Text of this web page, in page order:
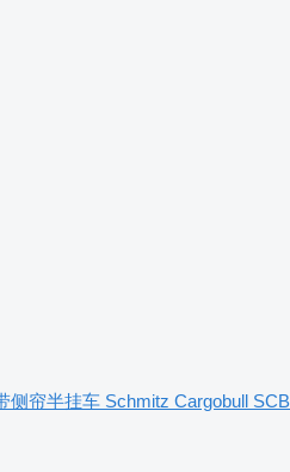
侧帘半挂车 Schmitz Cargobull SCB